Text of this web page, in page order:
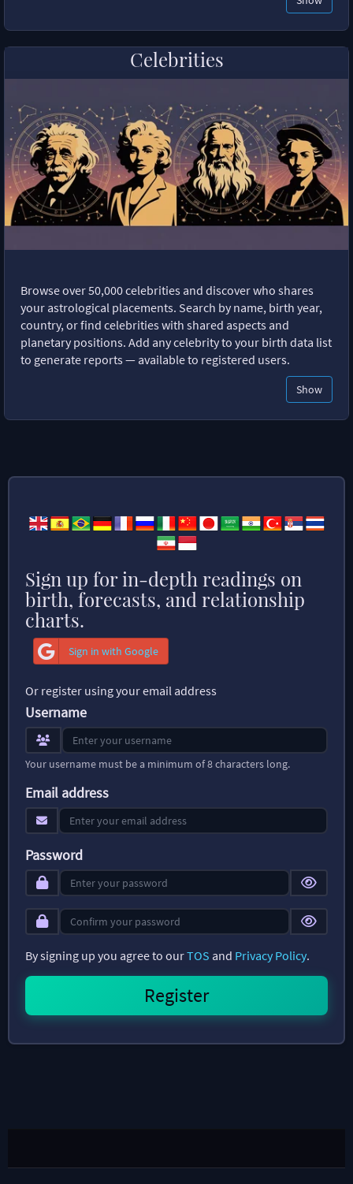
Celebrities
Browse over 50,000 celebrities and discover who shares
your astrological placements. Search by name, birth year,
country, or find celebrities with shared aspects and
planetary positions. Add any celebrity to your birth data list
to generate reports — available to registered users.
Show
Sign up for in-depth readings on
birth, forecasts, and relationship
charts.
Sign in with Google
Or register using your email address
Username
Your username must be a minimum of 8 characters long.
Email address
Password
By signing up you agree to ourTOS and Privacy Policy.